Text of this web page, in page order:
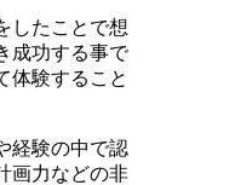
したことで想
成功する事で
体験すること
経験の中で認
画力などの非